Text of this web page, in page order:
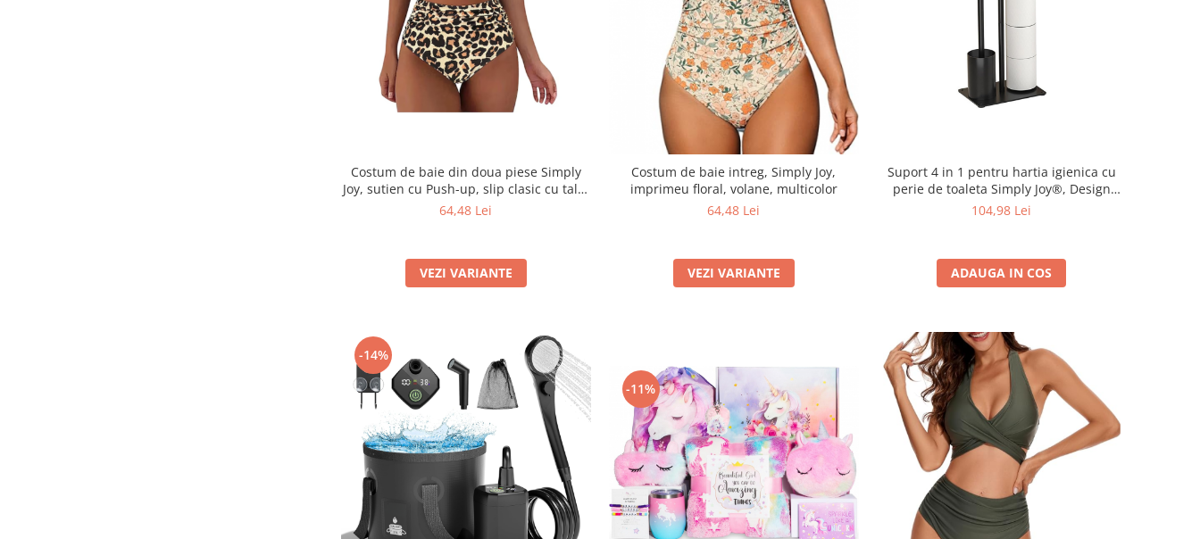
Costum de baie din doua piese Simply
Joy, sutien cu Push-up, slip clasic cu talie
inalta, negru pentru plaja si piscina, cu
64,48 Lei
VEZI VARIANTE
Costum de baie intreg, Simply Joy,
imprimeu floral, volane, multicolor
64,48 Lei
VEZI VARIANTE
Suport 4 in 1 pentru hartia igienica cu
perie de toaleta Simply Joy®, Design
Modern, Multifunctional cu Cutie de
104,98 Lei
ADAUGA IN COS
-14%
-11%